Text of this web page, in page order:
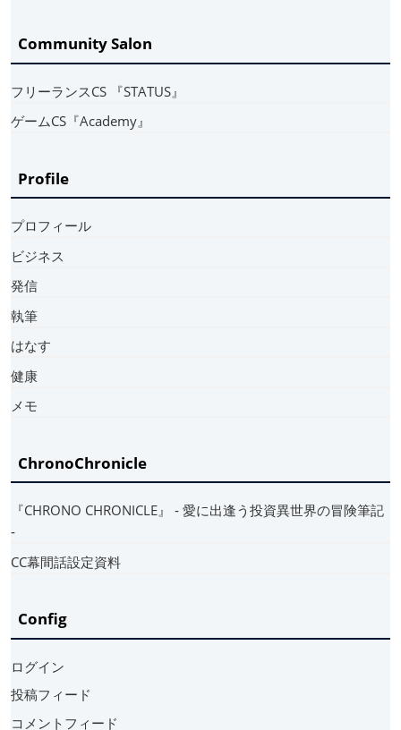
Community Salon
フリーランスCS 『STATUS』
ゲームCS『Academy』
Profile
プロフィール
ビジネス
発信
執筆
はなす
健康
メモ
ChronoChronicle
『CHRONO CHRONICLE』 ‐ 愛に出逢う投資異世界の冒険筆記
‐
CC幕間話設定資料
Config
ログイン
投稿フィード
コメントフィード